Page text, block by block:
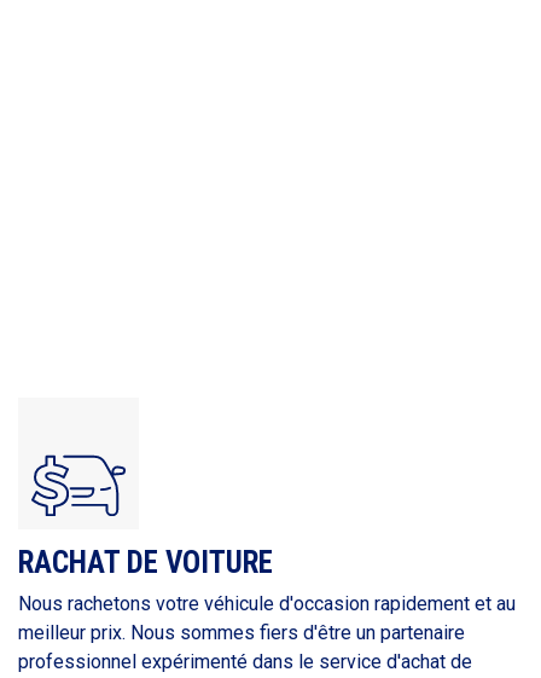
RACHAT DE VOITURE
Nous rachetons votre véhicule d'occasion rapidement et au
meilleur prix. Nous sommes fiers d'être un partenaire
professionnel expérimenté dans le service d'achat de